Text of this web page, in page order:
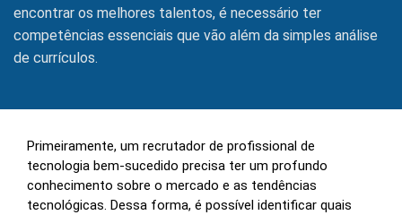
encontrar os melhores talentos, é necessário ter
competências essenciais que vão além da simples análise
de currículos.
Primeiramente, um recrutador de profissional de
tecnologia bem-sucedido precisa ter um profundo
conhecimento sobre o mercado e as tendências
tecnológicas. Dessa forma, é possível identificar quais